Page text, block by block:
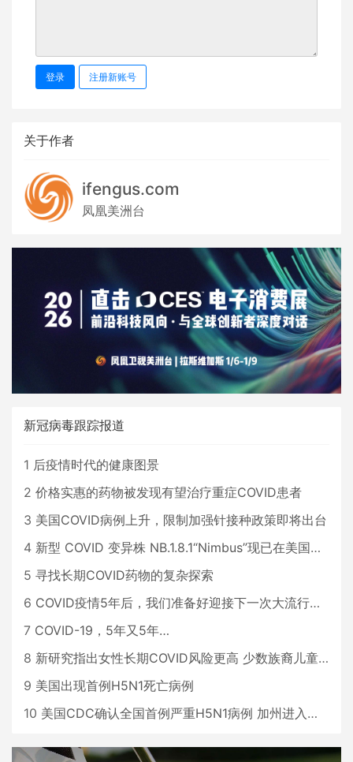
登录 注册新账号
关于作者
ifengus.com
凤凰美洲台
新冠病毒跟踪报道
1 后疫情时代的健康图景
2 价格实惠的药物被发现有望治疗重症COVID患者
3 美国COVID病例上升，限制加强针接种政策即将出台
4 新型 COVID 变异株 NB.1.8.1“Nimbus”现已在美国占据主导地位
5 寻找长期COVID药物的复杂探索
6 COVID疫情5年后，我们准备好迎接下一次大流行了吗？
7 COVID-19，5年又5年…
8 新研究指出女性长期COVID风险更高 少数族裔儿童存在差异
9 美国出现首例H5N1死亡病例
10 美国CDC确认全国首例严重H5N1病例 加州进入紧急状态